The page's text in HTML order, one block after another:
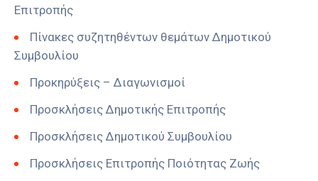
Επιτροπής
Πίνακες συζητηθέντων θεμάτων Δημοτικού
Συμβουλίου
Προκηρύξεις – Διαγωνισμοί
Προσκλήσεις Δημοτικής Επιτροπής
Προσκλήσεις Δημοτικού Συμβουλίου
Προσκλήσεις Επιτροπής Ποιότητας Ζωής